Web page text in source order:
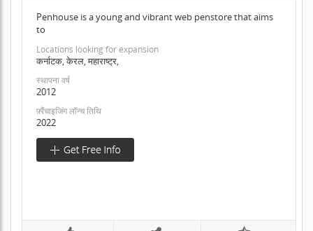
Penhouse is a young and vibrant web penstore that aims
to
Locations looking for expansion
कर्नाटक, केरल, महाराष्ट्र,
स्थापना वर्ष
2012
फ़्रैंचाइजिंग लॉन्च तिथि
2022